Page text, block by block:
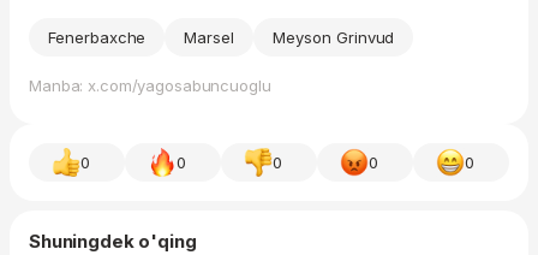
Fenerbaxche Marsel Meyson Grinvud
Manba: x.com/yagosabuncuoglu
0 0 0 0 0
Shuningdek o'qing